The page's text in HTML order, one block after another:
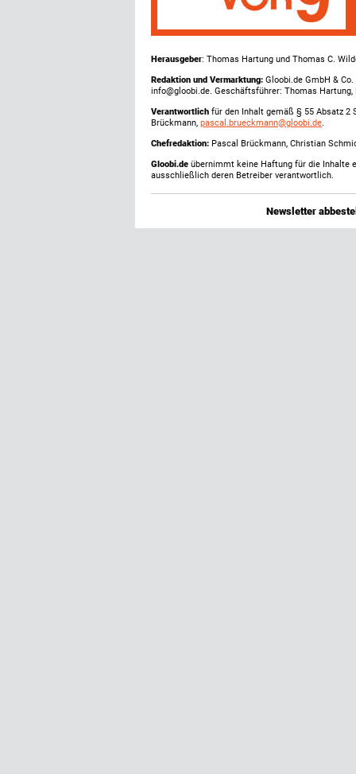
Herausgeber: Thomas Hartung und Thomas C.
Redaktion und Vermarktung: Gloobi.de GmbH &
info@gloobi.de. Geschäftsführer: Thomas
Verantwortlich für den Inhalt gemäß § 55 Absatz 2
Brückmann, pascal.brueckmann@gloobi.de.
Chefredaktion: Pascal Brückmann, Christian
Gloobi.de übernimmt keine Haftung für die Inhalte
ausschließlich deren Betreiber verantwortlich.
Newsletter